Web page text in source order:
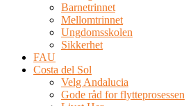
Barnetrinnet
Mellomtrinnet
Ungdomsskolen
Sikkerhet
FAU
Costa del Sol
Velg Andalucia
Gode råd for flytteprosessen